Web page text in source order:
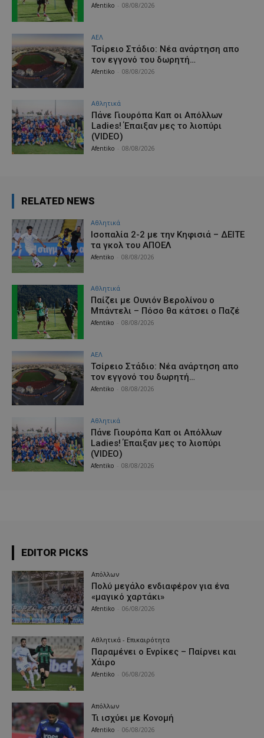
Afentiko 08/08/2026
ΑΕΛ
Τσίρειο Στάδιο: Νέα ανάρτηση απο
τον εγγονό του δωρητή…
Afentiko 08/08/2026
Αθλητικά
Πάνε Γιουρόπα Καπ oι Απόλλων
Ladies! Έπαιξαν μες το λιοπύρι
(VIDEO)
Afentiko 08/08/2026
RELATED NEWS
Αθλητικά
Iσοπαλία 2-2 με την Κηφισιά – ΔΕΙΤΕ
τα γκολ του ΑΠΟΕΛ
Afentiko 08/08/2026
Αθλητικά
Παίζει με Ουνιόν Βερολίνου ο
Μπάντελι – Πόσο θα κάτσει ο Παζέ
Afentiko 08/08/2026
ΑΕΛ
Τσίρειο Στάδιο: Νέα ανάρτηση απο
τον εγγονό του δωρητή…
Afentiko 08/08/2026
Αθλητικά
Πάνε Γιουρόπα Καπ oι Απόλλων
Ladies! Έπαιξαν μες το λιοπύρι
(VIDEO)
Afentiko 08/08/2026
EDITOR PICKS
Απόλλων
Πολύ μεγάλο ενδιαφέρον για ένα
«μαγικό χαρτάκι»
Afentiko 06/08/2026
Αθλητικά - Επικαιρότητα
Παραμένει ο Ενρίκες – Παίρνει και
Χάιρο
Afentiko 06/08/2026
Απόλλων
Τι ισχύει με Κονομή
Afentiko 06/08/2026